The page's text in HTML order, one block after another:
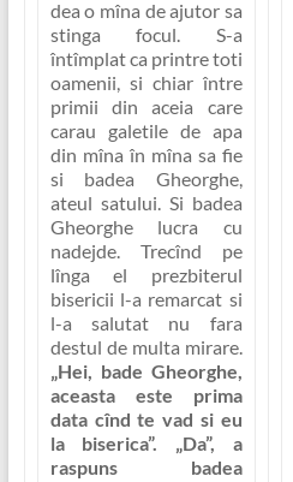
dea o mîna de ajutor sa
stinga focul. S-a
întîmplat ca printre toti
oamenii, si chiar între
primii din aceia care
carau galetile de apa
din mîna în mîna sa fie
si badea Gheorghe,
ateul satului. Si badea
Gheorghe lucra cu
nadejde. Trecînd pe
lînga el prezbiterul
bisericii l-a remarcat si
l-a salutat nu fara
destul de multa mirare.
„Hei, bade Gheorghe,
aceasta este prima
data cînd te vad si eu
la biserica”. „Da”, a
raspuns badea